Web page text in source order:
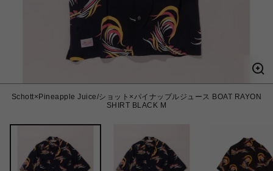
Schott×Pineapple Juice/ショット×パイナップルジュース BOAT RAYON
SHIRT BLACK M